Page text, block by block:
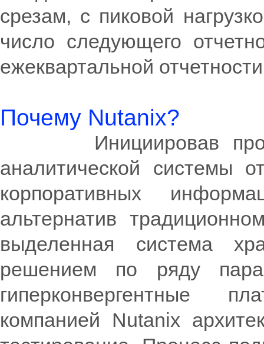
срезам, с пиковой
число следующего
ежеквартальной
Почему Nutanix?
Инициировав
аналитической системы
корпоративных
альтернатив
выделенная система
решением по ряду
гиперконвергентные
компанией Nutanix